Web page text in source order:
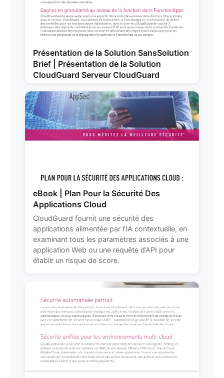
Présentation de la Solution SansSolution
Brief | Présentation de la Solution
CloudGuard Serveur CloudGuard
eBook | Plan Pour la Sécurité Des
Applications Cloud
CloudGuard fournit une sécurité des
applications alimentée par l’IA contextuelle, en
examinant tous les paramètres associés à une
application Web ou une requête d’API pour
établir un risque de score.